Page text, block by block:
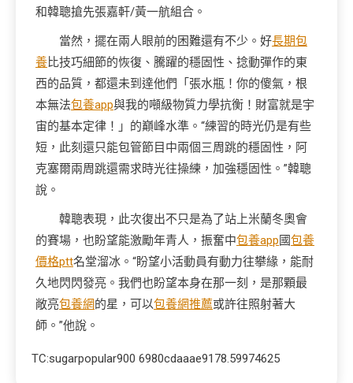
和韓聰搶先張嘉軒/黃一航組合。
當然，擺在兩人眼前的困難還有不少。好長期包
養比技巧細節的恢復、騰躍的穩固性、捻動彈作的東
西的品質，都還未到達他們「張水瓶！你的傻氣，根
本無法包養app與我的噸級物質力學抗衡！財富就是宇
宙的基本定律！」的巔峰水準。“練習的時光仍是有些
短，此刻還只能包管節目中兩個三周跳的穩固性，阿
克塞爾兩周跳還需求時光往操練，加強穩固性。”韓聰
說。
韓聰表現，此次復出不只是為了站上米蘭冬奧會
的賽場，也盼望能激勵年青人，振奮中包養app國包養
價格ptt名堂溜冰。“盼望小活動員有動力往攀緣，能耐
久地閃閃發亮。我們也盼望本身在那一刻，是那顆最
敞亮包養網的星，可以包養網推薦或許往照射著大
師。”他說。
TC:sugarpopular900 6980cdaaae9178.59974625